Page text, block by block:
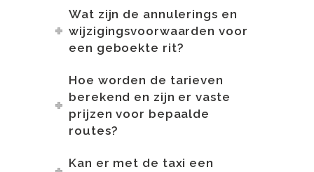
Wat zijn de annulerings en
wijzigingsvoorwaarden voor
een geboekte rit?
Hoe worden de tarieven
berekend en zijn er vaste
prijzen voor bepaalde
routes?
Kan er met de taxi een